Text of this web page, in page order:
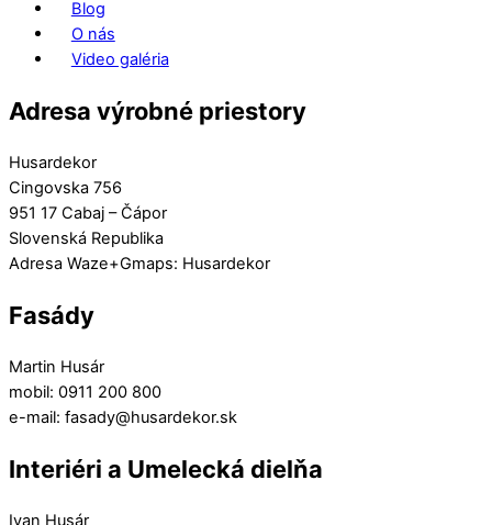
Blog
O nás
Video galéria
Adresa výrobné priestory
Husardekor
Cingovska 756
951 17 Cabaj – Čápor
Slovenská Republika
Adresa Waze+Gmaps: Husardekor
Fasády
Martin Husár
mobil: 0911 200 800
e-mail: fasady@husardekor.sk
Interiéri a Umelecká dielňa
Ivan Husár